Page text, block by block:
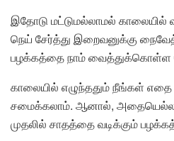
இதோடு மட்டுமல்லாமல் காலையில்
நெய் சேர்த்து இறைவனுக்கு
பழக்கத்தை நாம் வைத்துக்கொள்ள
காலையில் எழுந்ததும் நீங்கள்
சமைக்கலாம். ஆனால்,
முதலில் சாதத்தை வடிக்கும்